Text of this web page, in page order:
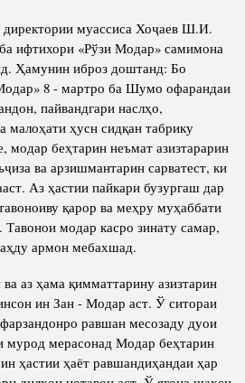
OF TAJIKISTAN
муассиса Хоҷаев Ш.И.
ифтихори «Рўзи Модар» самимона
Ҳамунин иброз доштанд: Бо
8 - мартро ба Шумо офарандаи
пайвандгари наслҳо,
малоҳати ҳусн сидқан табрику
беҳтарин неъмат азизтарарин
ва арзишмантарин сарватест, ки
Аз ҳастии пайкари бузургаш дар
қарор ва меҳру муҳаббати
Тавонои модар касро зинату самар,
армон мебахшад.
аз ҳама қимматтарину азизтарин
ин Зан - Модар аст. Ў ситораи
равшан месозаду дуои
мурод мерасонад Модар беҳтарин
ҳастии ҳаёт равшандиҳандаи ҳар